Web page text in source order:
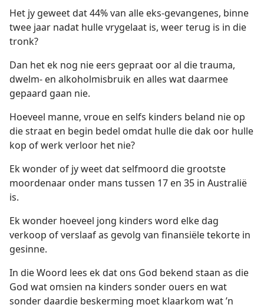
Het jy geweet dat 44% van alle eks-gevangenes, binne
twee jaar nadat hulle vrygelaat is, weer terug is in die
tronk?
Dan het ek nog nie eers gepraat oor al die trauma,
dwelm- en alkoholmisbruik en alles wat daarmee
gepaard gaan nie.
Hoeveel manne, vroue en selfs kinders beland nie op
die straat en begin bedel omdat hulle die dak oor hulle
kop of werk verloor het nie?
Ek wonder of jy weet dat selfmoord die grootste
moordenaar onder mans tussen 17 en 35 in Australië
is.
Ek wonder hoeveel jong kinders word elke dag
verkoop of verslaaf as gevolg van finansiële tekorte in
gesinne.
In die Woord lees ek dat ons God bekend staan as die
God wat omsien na kinders sonder ouers en wat
sonder daardie beskerming moet klaarkom wat ’n